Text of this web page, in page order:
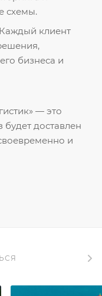
схемы.
клиент
бизнеса и
— это
будет доставлен
и